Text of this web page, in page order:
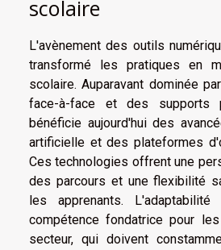
scolaire
L'avènement des outils
transformé les pratiques en
scolaire. Auparavant dominée
face-à-face et des supports
bénéficie aujourd'hui des
artificielle et des plateformes
Ces technologies offrent une
des parcours et une flexibilité
les apprenants.
compétence fondatrice pour
secteur, qui doivent